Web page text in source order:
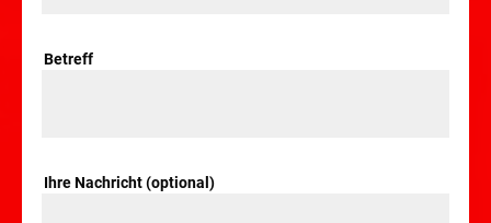
Betreff
Ihre Nachricht (optional)